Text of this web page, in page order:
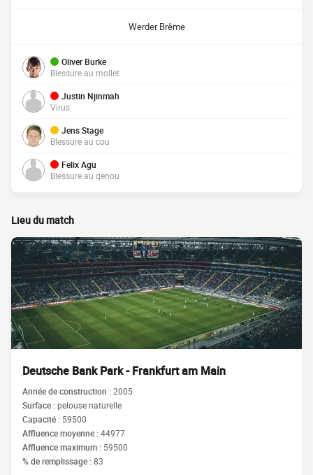
Werder Brême
Oliver Burke
Blessure au mollet
Justin Njinmah
Virus
Jens Stage
Blessure au cou
Felix Agu
Blessure au genou
Lieu du match
Deutsche Bank Park - Frankfurt am Main
Année de construction :2005
Surface :pelouse naturelle
Capacité : 59500
Affluence moyenne :44977
Affluence maximum : 59500
% de remplissage :83